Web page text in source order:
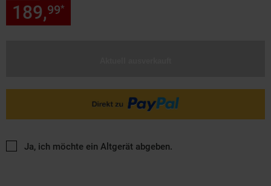
189,99*
Ja, ich möchte ein Altgerät abgeben.